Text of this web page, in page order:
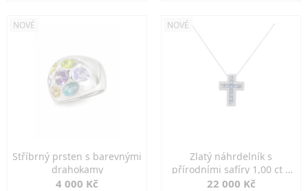
NOVÉ
Stříbrný prsten s barevnými
drahokamy
4 000 Kč
NOVÉ
Zlatý náhrdelník s
přírodními safíry 1,00 ct a
diamanty
22 000 Kč